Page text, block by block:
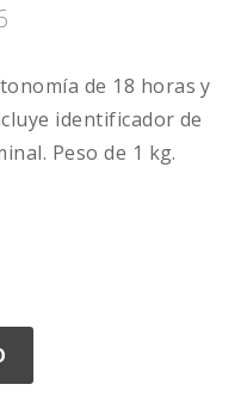
de 18 horas y
identificador de
Peso de 1 kg.